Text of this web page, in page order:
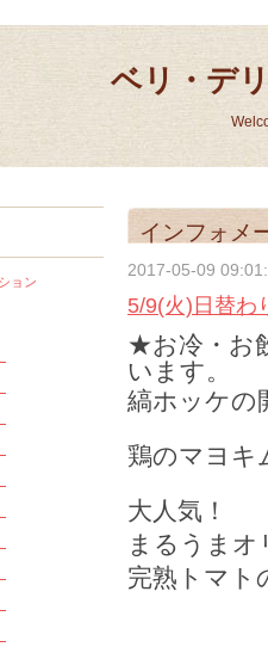
ベリ・デ
インフォメ
2017-05-09
5/9(火)日替わ
★お冷・お
います。
縞ホッケの
鶏のマヨキ
大人気！
まるうま
完熟トマト
ョン